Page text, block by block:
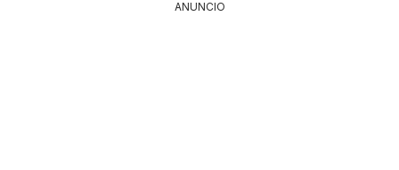
ANUNCIO